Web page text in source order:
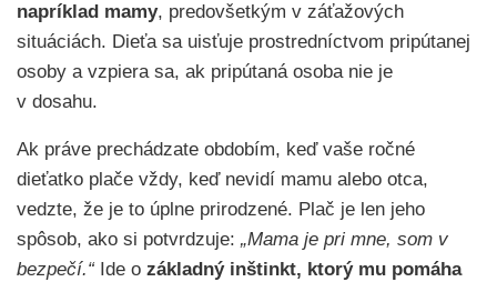
napríklad mamy, predovšetkým v záťažových
situáciách. Dieťa sa uisťuje prostredníctvom pripútanej
osoby a vzpiera sa, ak pripútaná osoba nie je
v dosahu.
Ak práve prechádzate obdobím, keď vaše ročné
dieťatko plače vždy, keď nevidí mamu alebo otca,
vedzte, že je to úplne prirodzené. Plač je len jeho
spôsob, ako si potvrdzuje: „Mama je pri mne, som v
bezpečí.“ Ide o základný inštinkt, ktorý mu pomáha